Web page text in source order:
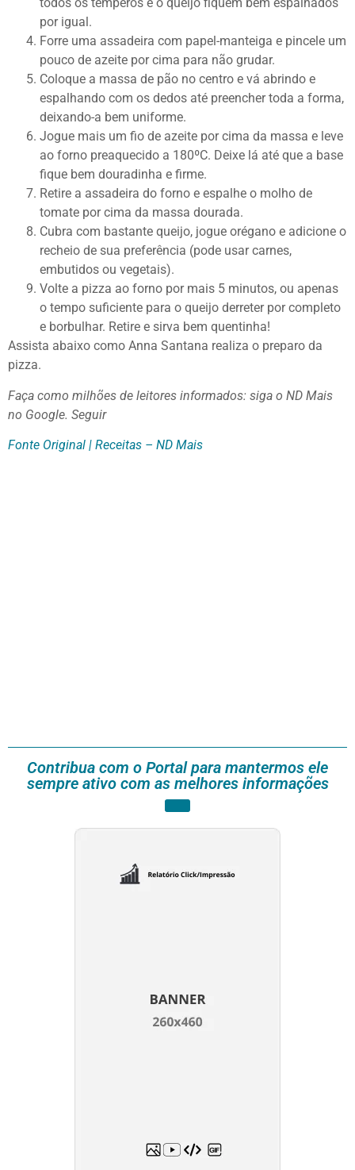
todos os temperos e o queijo fiquem bem espalhados
por igual.
Forre uma assadeira com papel-manteiga e pincele um
pouco de azeite por cima para não grudar.
Coloque a massa de pão no centro e vá abrindo e
espalhando com os dedos até preencher toda a forma,
deixando-a bem uniforme.
Jogue mais um fio de azeite por cima da massa e leve
ao forno preaquecido a 180ºC. Deixe lá até que a base
fique bem douradinha e firme.
Retire a assadeira do forno e espalhe o molho de
tomate por cima da massa dourada.
Cubra com bastante queijo, jogue orégano e adicione o
recheio de sua preferência (pode usar carnes,
embutidos ou vegetais).
Volte a pizza ao forno por mais 5 minutos, ou apenas
o tempo suficiente para o queijo derreter por completo
e borbulhar. Retire e sirva bem quentinha!
Assista abaixo como Anna Santana realiza o preparo da
pizza.
Faça como milhões de leitores informados: siga o ND Mais
no Google. Seguir
Fonte Original | Receitas – ND Mais
Contribua com o Portal para mantermos ele
sempre ativo com as melhores informações